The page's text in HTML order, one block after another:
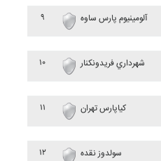
۹ آلومينيوم پارس ساوه
۱۰ شهرداري فريدونکنار
۱۱ کياپارس تهران
۱۲ سولدوز نقده